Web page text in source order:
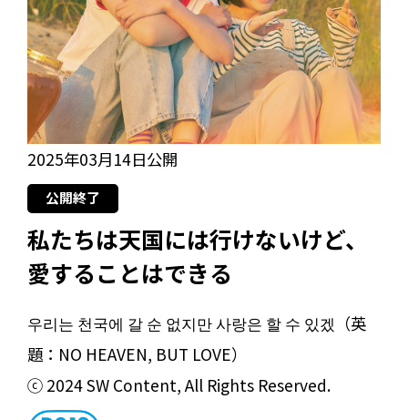
2025年03月14日公開
公開終了
私たちは天国には行けないけど、
愛することはできる
우리는 천국에 갈 순 없지만 사랑은 할 수 있겠（英
題：NO HEAVEN, BUT LOVE）
ⓒ 2024 SW Content, All Rights Reserved.